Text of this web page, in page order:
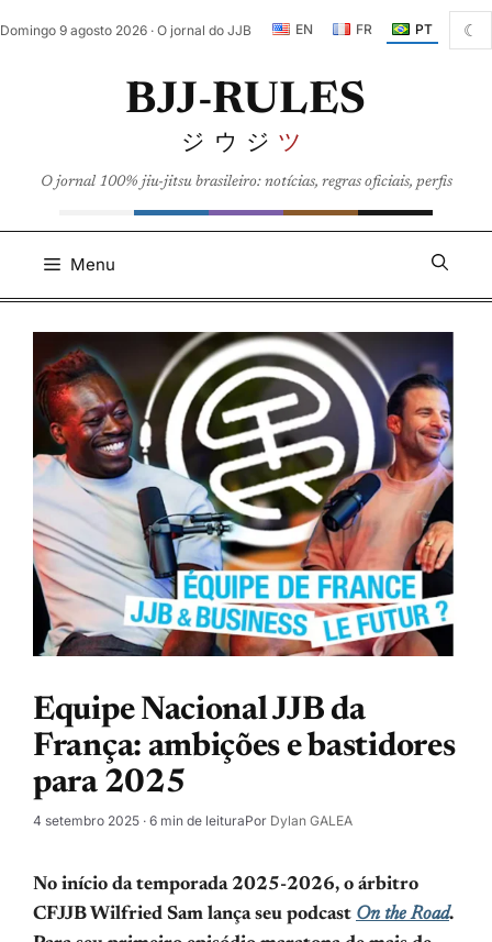
para
Domingo 9 agosto 2026 · O jornal do JJB EN FR PT ☾
BJJ-RULES
ジウジ ツ
O jornal 100% jiu-jitsu brasileiro: notícias, regras oficiais, perfis
Menu
Equipe Nacional JJB da
França: ambições e bastidores
para 2025
4 setembro 2025 · 6 min de leituraPor Dylan GALEA
No início da temporada 2025-2026, o árbitro
CFJJB Wilfried Sam lança seu podcast On the Road.